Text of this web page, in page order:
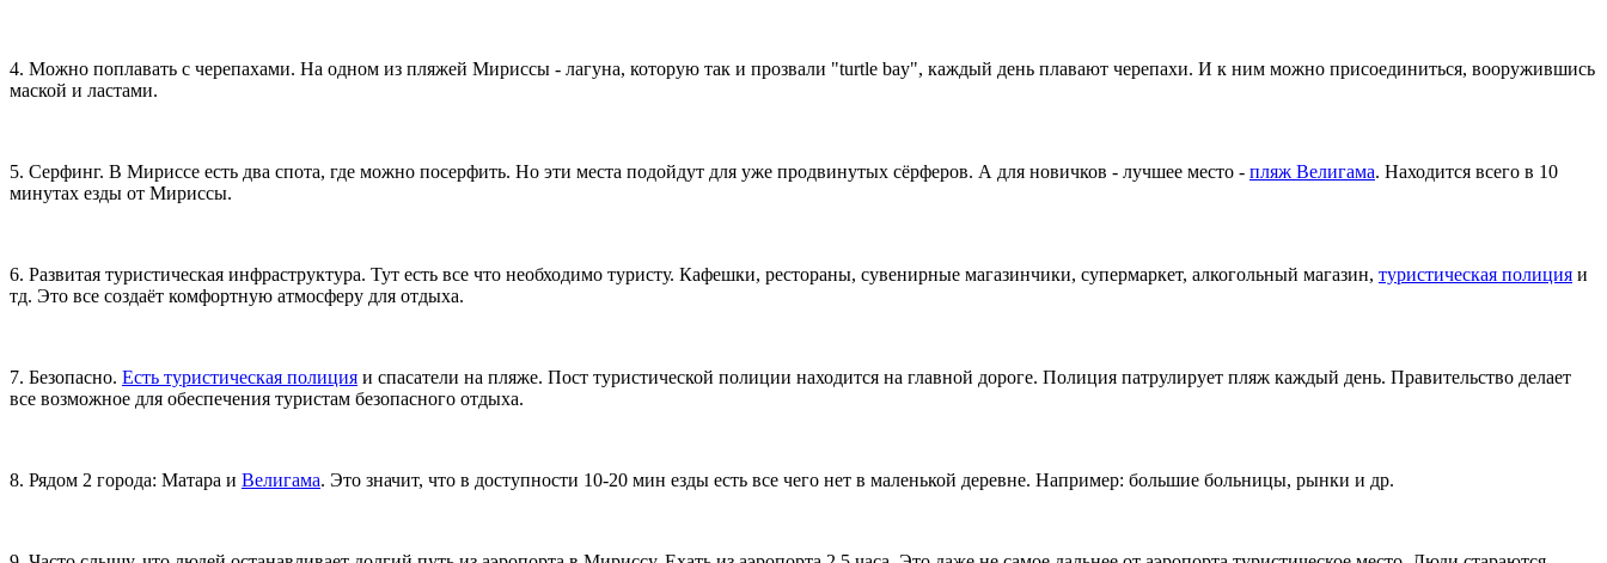
4. Можно поплавать с черепахами. На одном из пляжей Мириссы - лагуна, которую так и прозвали "turtle bay", каждый день плавают черепахи. И к ним можно присоединиться, вооружившись
маской и ластами.
5. Серфинг. В Мириссе есть два спота, где можно посерфить. Но эти места подойдут для уже продвинутых сёрферов. А для новичков - лучшее место - пляж Велигама. Находится всего в 10
минутах езды от Мириссы.
6. Развитая туристическая инфраструктура. Тут есть все что необходимо туристу. Кафешки, рестораны, сувенирные магазинчики, супермаркет, алкогольный магазин, туристическая полиция и
тд. Это все создаёт комфортную атмосферу для отдыха.
7. Безопасно. Есть туристическая полиция и спасатели на пляже. Пост туристической полиции находится на главной дороге. Полиция патрулирует пляж каждый день. Правительство делает
все возможное для обеспечения туристам безопасного отдыха.
8. Рядом 2 города: Матара и Велигама. Это значит, что в доступности 10-20 мин езды есть все чего нет в маленькой деревне. Например: большие больницы, рынки и др.